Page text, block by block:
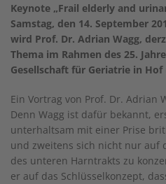
Keynote „Frail elderly and
Samstag, den 14. September
wird Prof. Dr. Adrian Wagg,
Thema im Rahmen des 25.
Gesellschaft für Geriatrie in Hof
Ein Vortrag von Prof. Dr. Adrian
Denn Wagg ist dafür bekannt,
unterhaltsam mit einer Prise
und zweitens sich nicht nur auf
des unteren Harntrakts zu
er auf das Schlüsselkonzept,